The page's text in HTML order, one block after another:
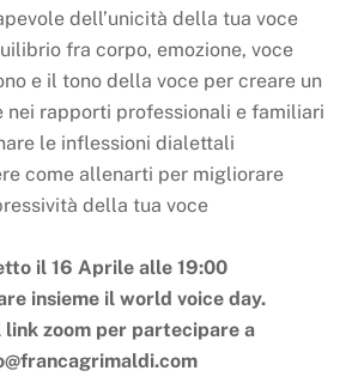
dell’unicità della tua voce
fra corpo, emozione, voce
e il tono della voce per creare un
rapporti professionali e familiari
le inflessioni dialettali
come allenarti per migliorare
della tua voce
il 16 Aprile alle 19:00
insieme il world voice day.
link zoom per partecipare a